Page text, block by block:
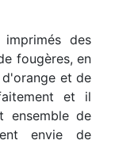
des
fougères, en
et de
et il
de
envie de